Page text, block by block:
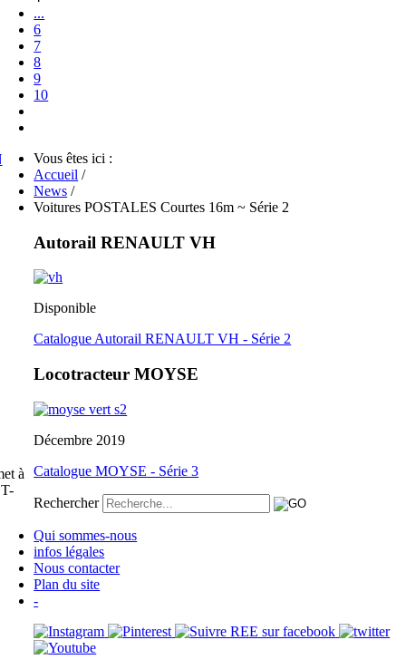
à
...
6
7
8
9
10
Vous êtes ici :
Accueil /
News /
Voitures POSTALES Courtes 16m ~ Série 2
Autorail RENAULT VH
Disponible
Catalogue Autorail RENAULT VH - Série 2
Locotracteur MOYSE
Décembre 2019
Catalogue MOYSE - Série 3
Rechercher
Qui sommes-nous
infos légales
Nous contacter
Plan du site
-